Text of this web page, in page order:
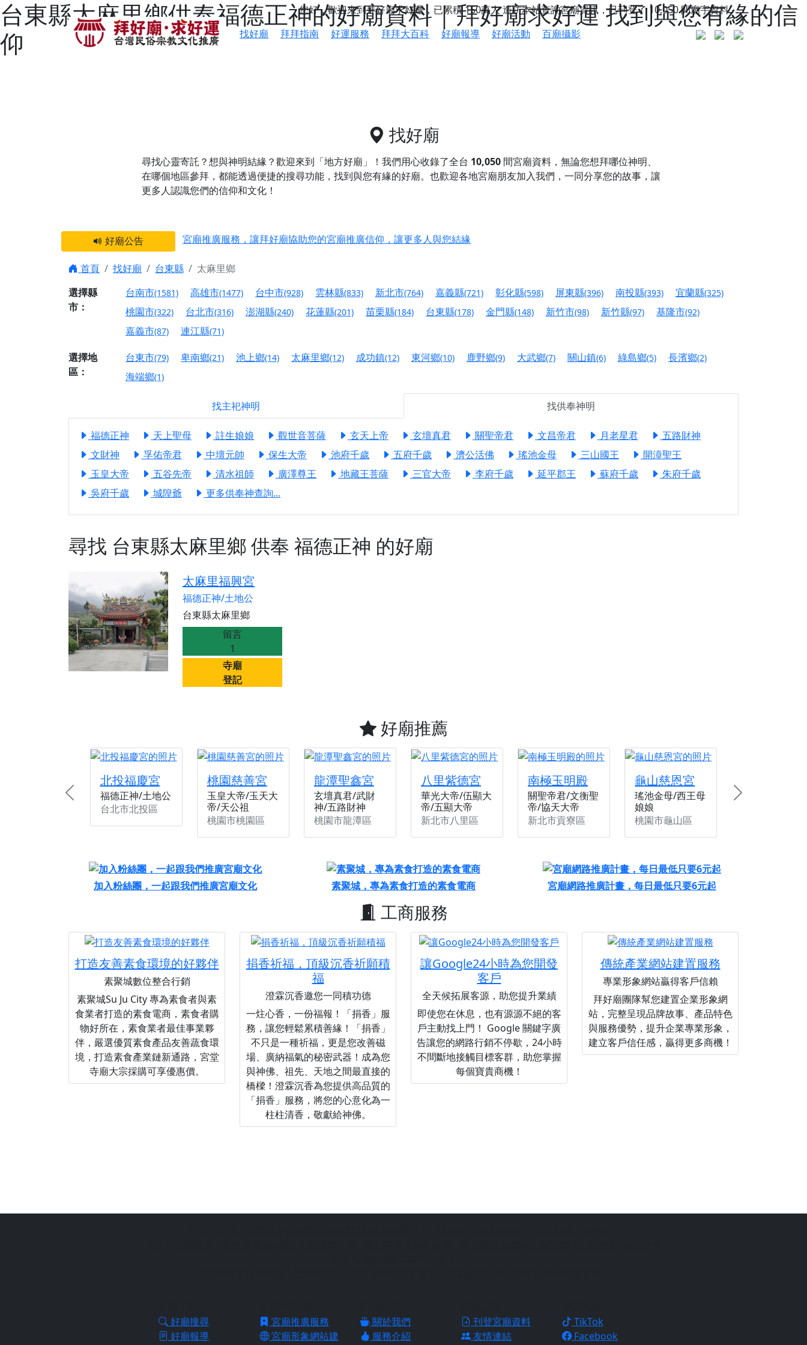
台東縣太麻里鄉供奉福德正神的好廟資料｜拜好廟求好運 找到與您有緣的信
仰
您好，歡迎來到拜好廟求好運，已累積150萬人造訪本站查詢宮廟資訊，已刊登了10,050間廟宇資料。
找好廟
拜拜指南 好運服務 拜拜大百科 好廟報導 好廟活動 百廟攝影
找好廟
尋找心靈寄託？想與神明結緣？歡迎來到「地方好廟」！我們用心收錄了全台 10,050 間宮廟資料，無論您想拜哪位神明、
在哪個地區參拜，都能透過便捷的搜尋功能，找到與您有緣的好廟。 也歡迎各地宮廟朋友加入我們，一同分享您的故事，讓
更多人認識您們的信仰和文化！
好廟公告
宮廟推廣服務，讓拜好廟協助您的宮廟推廣信仰，讓更多人與您結緣
之旅」！
【台北北投 唭哩岸慈生宮】慶讚中元普渡法會，誠摯邀請您一同參與，為自己與家人累積福德、祈求平安好運
【屏東縣獅子鄉 楓港清華山聖天宮】驪山母娘聖誕暨中元普渡大法會，誠邀十方善信大德，一同回到母娘慈悲座前，祈福納祥、慎
願平安順遂的慈悲心意。
【新北貢寮 南極玉明殿】中元普渡大法會，誠摯歡迎十方善信大德隨喜贊普，為祖先親眷祈求安息，也為自身與家人累積福德、種
下善緣。
【桃園慈善宮(天公廟)】中元普渡交給專業的來，省時省力又積福！「玉皇大帝 大天尊」 親自坐鎮主法！幫你累積的功德福報自然
是「超級加倍」！
【台北北投 福慶宮】慶讚中元普渡法會，誠摯邀請十方善信大德，一同回到北投土地公埔，祈願闔家平安、地方祥和、福運綿長。
【桃園龜山 慈恩宮】瑤池金母聖誕祝壽盛典，邀請十方善信大德蒞臨參香祝壽，同沐母娘慈光，共祈平安吉祥
【桃園龜山 慈恩宮】丙午年慶讚中元普渡法會，正是讓我們用善念與功德，迴向冥陽兩利、闔家平安的殊勝因緣。
【新北八里 紫德宮】丙午年中元普渡讚普超薦法會，普施眾生・慎終追遠・廣植福田
【台北北投金虎爺會】父親節陪爸爸一起闖關趣，邀請大小朋友一起留下珍貴的家庭回憶
【新北八里 紫德宮】父親節奉茶感恩活動，一杯茶，一份心意；一句感謝，一生難忘。
歡迎友廟長官、小編加入我們LINE官方帳號，讓我們協助您的廟宇推廣。
歡迎信眾分享您前往廟宇的參拜體驗，推廣您的信仰
首頁 找好廟 台東縣
太麻里鄉
選擇縣
市：
台南市(1581) 高雄市(1477) 台中市(928) 雲林縣(833) 新北市(764) 嘉義縣(721) 彰化縣(598) 屏東縣(396) 南投縣(393) 宜蘭縣(325)
桃園市(322) 台北市(316) 澎湖縣(240) 花蓮縣(201) 苗栗縣(184) 台東縣(178) 金門縣(148) 新竹市(98) 新竹縣(97) 基隆市(92)
嘉義市(87) 連江縣(71)
選擇地
區：
台東市(79) 卑南鄉(21) 池上鄉(14) 太麻里鄉(12) 成功鎮(12) 東河鄉(10) 鹿野鄉(9) 大武鄉(7) 關山鎮(6) 綠島鄉(5) 長濱鄉(2)
海端鄉(1)
找主祀神明 找供奉神明
福德正神 天上聖母 註生娘娘 觀世音菩薩 玄天上帝 玄壇真君 關聖帝君 文昌帝君 月老星君
五路財神
文財神
孚佑帝君 中壇元帥 保生大帝 池府千歲 五府千歲 濟公活佛 瑤池金母 三山國王
開漳聖王
玉皇大帝
五谷先帝 清水祖師 廣澤尊王 地藏王菩薩 三官大帝 李府千歲 延平郡王 蘇府千歲
朱府千歲
吳府千歲
城隍爺 更多供奉神查詢...
尋找 台東縣太麻里鄉 供奉 福德正神 的好廟
太麻里福興宮
福德正神/土地公
台東縣太麻里鄉
留言
1
寺廟
登記
好廟推薦
北投福慶宮
福德正神/土地公
台北市北投區
桃園慈善宮
玉皇大帝/玉天大
帝/天公祖
桃園市桃園區
龍潭聖鑫宮
玄壇真君/武財
神/五路財神
桃園市龍潭區
八里紫德宮
華光大帝/伍顯大
帝/五顯大帝
新北市八里區
南極玉明殿
關聖帝君/文衡聖
帝/協天大帝
新北市貢寮區
龜山慈恩宮
瑤池金母/西王母
娘娘
桃園市龜山區
Previous Next
加入粉絲團，一起跟我們推廣宮廟文化 素聚城，專為素食打造的素食電商 宮廟網路推廣計畫，每日最低只要6元起
工商服務
打造友善素食環境的好夥伴
素聚城數位整合行銷
素聚城Su Ju City 專為素食者與素
食業者打造的素食電商，素食者購
物好所在，素食業者最佳事業夥
伴，嚴選優質素食產品友善蔬食環
境，打造素食產業鏈新通路，宮堂
寺廟大宗採購可享優惠價。
捐香祈福，頂級沉香祈願積
福
澄霖沉香邀您一同積功德
一炷心香，一份福報！「捐香」服
務，讓您輕鬆累積善緣！「捐香」
不只是一種祈福，更是您改善磁
場、廣納福氣的秘密武器！成為您
與神佛、祖先、天地之間最直接的
橋樑！澄霖沉香為您提供高品質的
「捐香」服務，將您的心意化為一
柱柱清香，敬獻給神佛。
讓Google24小時為您開發
客戶
全天候拓展客源，助您提升業績
即使您在休息，也有源源不絕的客
戶主動找上門！ Google 關鍵字廣
告讓您的網路行銷不停歇，24小時
不間斷地接觸目標客群，助您掌握
每個寶貴商機！
傳統產業網站建置服務
專業形象網站贏得客戶信賴
拜好廟團隊幫您建置企業形象網
站，完整呈現品牌故事、產品特色
與服務優勢，提升企業專業形象，
建立客戶信任感，贏得更多商機！
好廟搜尋
好廟報導
宮廟推廣服務
宮廟形象網站建
關於我們
服務介紹
刊登宮廟資料
友情連結
TikTok
Facebook